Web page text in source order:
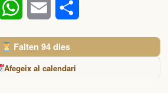
TelegramWhatsApp
Email
Falten 94 dies
Afegeix al calendari